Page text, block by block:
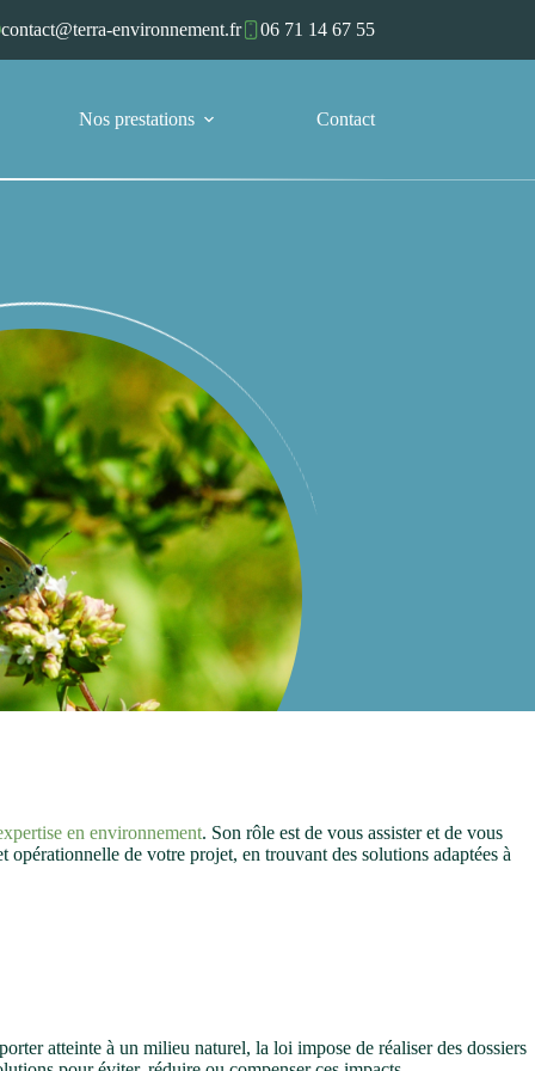
contact@terra-environnement.fr 06 71 14 67 55
Nos prestations Contact
en environnement. Son rôle est de vous assister et de vous
de votre projet, en trouvant des solutions adaptées à
atteinte à un milieu naturel, la loi impose de réaliser des dossiers